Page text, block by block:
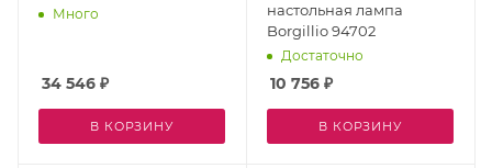
Много
34 546 ₽
В КОРЗИНУ
настольная лампа
Borgillio 94702
Достаточно
10 756 ₽
В КОРЗИНУ